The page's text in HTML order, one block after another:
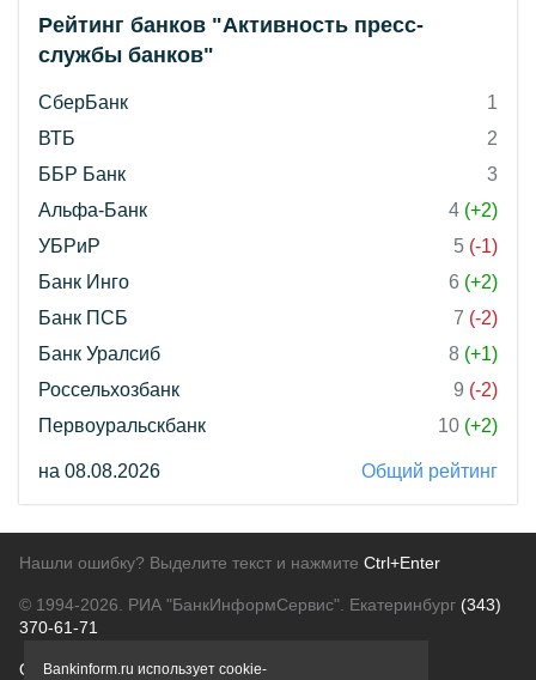
Рейтинг банков "Активность пресс-
службы банков"
СберБанк
1
ВТБ
2
ББР Банк
3
Альфа-Банк
4 (+2)
УБРиР
5 (-1)
Банк Инго
6 (+2)
Банк ПСБ
7 (-2)
Банк Уралсиб
8 (+1)
Россельхозбанк
9 (-2)
Первоуральскбанк
10 (+2)
на 08.08.2026 Общий рейтинг
Нашли ошибку? Выделите текст и нажмите Ctrl+Enter
© 1994-2026. РИА "БанкИнформСервис". Екатеринбург (343)
370-61-71
О проектеПолитика конфиденциальности
Bankinform.ru использует cookie-